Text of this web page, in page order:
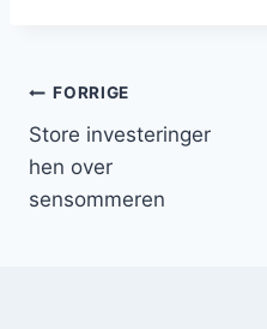
FORRIGE
Store investeringer
hen over
sensommeren